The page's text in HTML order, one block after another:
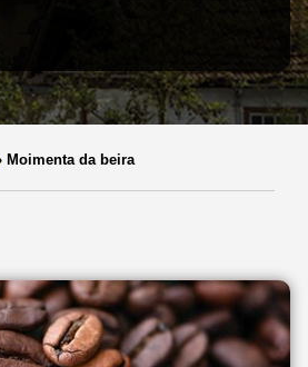
Moimenta da beira